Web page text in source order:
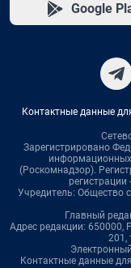
Google
Контактные данные
Зарегистрировано
(Роскомнадзор).
Учредитель: Общество
Главный
Адрес редакции: 650000,
201,
Контактные данные